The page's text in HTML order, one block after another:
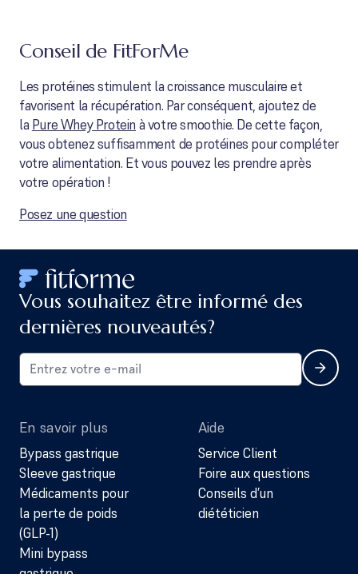
Conseil de FitForMe
Les protéines stimulent la croissance musculaire et
favorisent la récupération. Par conséquent, ajoutez de
la Pure Whey Protein à votre smoothie. De cette façon,
vous obtenez suffisamment de protéines pour compléter
votre alimentation. Et vous pouvez les prendre après
votre opération !
Posez une question
Vous souhaitez être informé des
dernières nouveautés?
En savoir plus
Bypass gastrique
Sleeve gastrique
Médicaments pour
la perte de poids
(GLP-1)
Mini bypass
Aide
Service Client
Foire aux questions
Conseils d’un
diététicien